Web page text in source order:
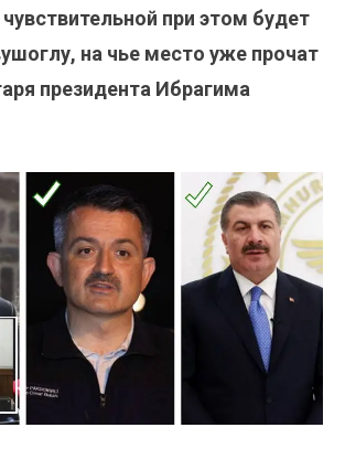
при этом будет
на чье место уже прочат
президента Ибрагима